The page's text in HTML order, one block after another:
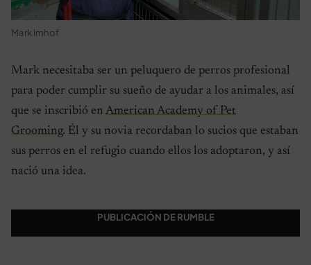
Mark Imhof
Mark necesitaba ser un peluquero de perros profesional
para poder cumplir su sueño de ayudar a los animales, así
que se inscribió en American Academy of Pet
Grooming. Él y su novia recordaban lo sucios que estaban
sus perros en el refugio cuando ellos los adoptaron, y así
nació una idea.
PUBLICACIÓN DE RUMBLE